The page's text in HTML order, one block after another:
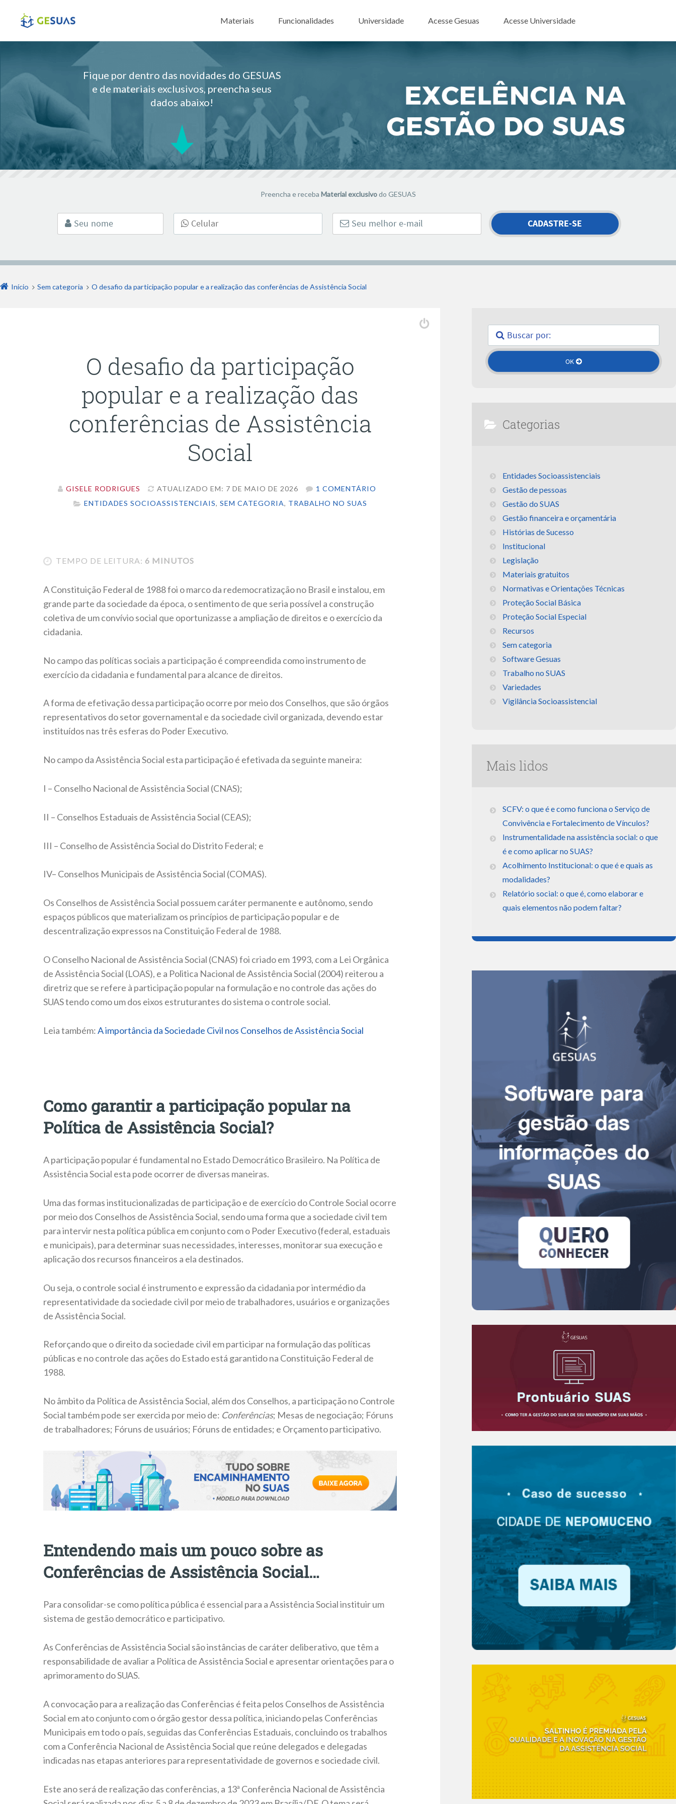
Materiais Funcionalidades Universidade Acesse Gesuas Acesse Universidade
Fique por dentro das novidades do GESUAS
e de materiais exclusivos, preencha seus
dados abaixo!
Preencha e receba Material exclusivodo GESUAS
Início Sem categoria O desafio da participação popular e a realização das conferências de Assistência Social
O desafio da participação
popular e a realização das
conferências de Assistência
Social
GISELE RODRIGUES ATUALIZADO EM: 7 DE MAIO DE 2026
1 COMENTÁRIO
ENTIDADES SOCIOASSISTENCIAIS, SEM CATEGORIA, TRABALHO NO SUAS
TEMPO DE LEITURA: 6 MINUTOS
A Constituição Federal de 1988 foi o marco da redemocratização no Brasil e instalou, em
grande parte da sociedade da época, o sentimento de que seria possível a construção
coletiva de um convívio social que oportunizasse a ampliação de direitos e o exercício da
cidadania.
No campo das políticas sociais a participação é compreendida como instrumento de
exercício da cidadania e fundamental para alcance de direitos.
A forma de efetivação dessa participação ocorre por meio dos Conselhos, que são órgãos
representativos do setor governamental e da sociedade civil organizada, devendo estar
instituídos nas três esferas do Poder Executivo.
No campo da Assistência Social esta participação é efetivada da seguinte maneira:
I – Conselho Nacional de Assistência Social (CNAS);
II – Conselhos Estaduais de Assistência Social (CEAS);
III – Conselho de Assistência Social do Distrito Federal; e
IV– Conselhos Municipais de Assistência Social (COMAS).
Os Conselhos de Assistência Social possuem caráter permanente e autônomo, sendo
espaços públicos que materializam os princípios de participação popular e de
descentralização expressos na Constituição Federal de 1988.
O Conselho Nacional de Assistência Social (CNAS) foi criado em 1993, com a Lei Orgânica
de Assistência Social (LOAS), e a Politica Nacional de Assistência Social (2004) reiterou a
diretriz que se refere à participação popular na formulação e no controle das ações do
SUAS tendo como um dos eixos estruturantes do sistema o controle social.
Leia também:A importância da Sociedade Civil nos Conselhos de Assistência Social
Como garantir a participação popular na
Política de Assistência Social?
A participação popular é fundamental no Estado Democrático Brasileiro. Na Política de
Assistência Social esta pode ocorrer de diversas maneiras.
Uma das formas institucionalizadas de participação e de exercício do Controle Social ocorre
por meio dos Conselhos de Assistência Social, sendo uma forma que a sociedade civil tem
para intervir nesta política pública em conjunto com o Poder Executivo (federal, estaduais
e municipais), para determinar suas necessidades, interesses, monitorar sua execução e
aplicação dos recursos financeiros a ela destinados.
Ou seja, o controle social é instrumento e expressão da cidadania por intermédio da
representatividade da sociedade civil por meio de trabalhadores, usuários e organizações
de Assistência Social.
Reforçando que o direito da sociedade civil em participar na formulação das políticas
públicas e no controle das ações do Estado está garantido na Constituição Federal de
1988.
No âmbito da Política de Assistência Social, além dos Conselhos, a participação no Controle
Social também pode ser exercida por meio de: Conferências; Mesas de negociação; Fóruns
de trabalhadores; Fóruns de usuários; Fóruns de entidades; e Orçamento participativo.
Entendendo mais um pouco sobre as
Conferências de Assistência Social…
Para consolidar-se como política pública é essencial para a Assistência Social instituir um
sistema de gestão democrático e participativo.
As Conferências de Assistência Social são instâncias de caráter deliberativo, que têm a
responsabilidade de avaliar a Política de Assistência Social e apresentar orientações para o
aprimoramento do SUAS.
A convocação para a realização das Conferências é feita pelos Conselhos de Assistência
Social em ato conjunto com o órgão gestor dessa política, iniciando pelas Conferências
Municipais em todo o país, seguidas das Conferências Estaduais, concluindo os trabalhos
com a Conferência Nacional de Assistência Social que reúne delegados e delegadas
indicadas nas etapas anteriores para representatividade de governos e sociedade civil.
Este ano será de realização das conferências, a 13ª Conferência Nacional de Assistência
Categorias
Entidades Socioassistenciais
Gestão de pessoas
Gestão do SUAS
Gestão financeira e orçamentária
Histórias de Sucesso
Institucional
Legislação
Materiais gratuitos
Normativas e Orientações Técnicas
Proteção Social Básica
Proteção Social Especial
Recursos
Sem categoria
Software Gesuas
Trabalho no SUAS
Variedades
Vigilância Socioassistencial
Mais lidos
SCFV: o que é e como funciona o Serviço de
Convivência e Fortalecimento de Vínculos?
Instrumentalidade na assistência social: o que
é e como aplicar no SUAS?
Acolhimento Institucional: o que é e quais as
modalidades?
Relatório social: o que é, como elaborar e
quais elementos não podem faltar?